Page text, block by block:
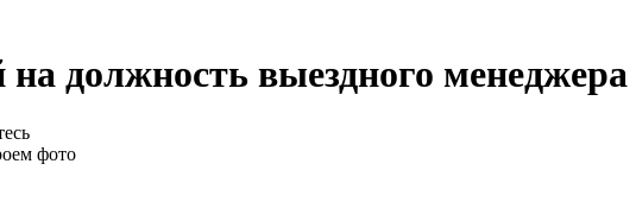
на должность выездного
фото